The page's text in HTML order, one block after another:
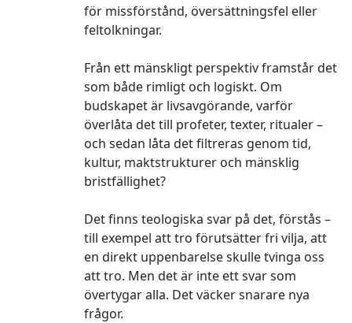
för missförstånd, översättningsfel eller
feltolkningar.
Från ett mänskligt perspektiv framstår det
som både rimligt och logiskt. Om
budskapet är livsavgörande, varför
överlåta det till profeter, texter, ritualer –
och sedan låta det filtreras genom tid,
kultur, maktstrukturer och mänsklig
bristfällighet?
Det finns teologiska svar på det, förstås –
till exempel att tro förutsätter fri vilja, att
en direkt uppenbarelse skulle tvinga oss
att tro. Men det är inte ett svar som
övertygar alla. Det väcker snarare nya
frågor.